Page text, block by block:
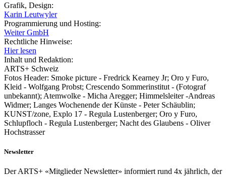
Grafik, Design:
Karin Leutwyler
Programmierung und Hosting:
Weiter GmbH
Rechtliche Hinweise:
Hier lesen
Inhalt und Redaktion:
ARTS+ Schweiz
Fotos Header: Smoke picture - Fredrick Kearney Jr; Oro y Furo,
Kleid - Wolfgang Probst; Crescendo Sommerinstitut - (Fotograf
unbekannt); Atemwolke - Micha Aregger; Himmelsleiter -Andreas
Widmer; Langes Wochenende der Künste - Peter Schäublin;
KUNST/zone, Explo 17 - Regula Lustenberger; Oro y Furo,
Schlupfloch - Regula Lustenberger; Nacht des Glaubens - Oliver
Hochstrasser
Newsletter
Der ARTS+ «Mitglieder Newsletter» informiert rund 4x jährlich, der